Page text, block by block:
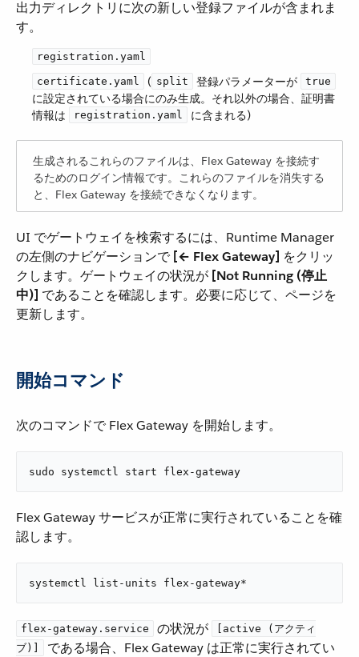
出力ディレクトリに次の新しい登録ファイルが含まれま
す。
registration.yaml
certificate.yaml ​ (​ split ​ 登録パラメーターが ​ true
に設定されている場合にのみ生成。それ以外の場合、証明書
情報は ​
registration.yaml ​ に含まれる)
生成されるこれらのファイルは、Flex Gateway を接続す
るためのログイン情報です。これらのファイルを消失する
と、Flex Gateway を接続できなくなります。
UI でゲートウェイを検索するには、Runtime Manager
の左側のナビゲーションで ​ [← Flex Gateway] ​ をクリッ
クします。ゲートウェイの状況が ​ [Not Running (停止
中)] ​ であることを確認します。必要に応じて、ページを
更新します。
開始コマンド
次のコマンドで Flex Gateway を開始します。
sudo systemctl start flex-gateway
Flex Gateway サービスが正常に実行されていることを確
認します。
systemctl list-units flex-gateway*
flex-gateway.service ​ の状況が ​
[active (アクティ
ブ)]
​ である場合、Flex Gateway は正常に実行されてい